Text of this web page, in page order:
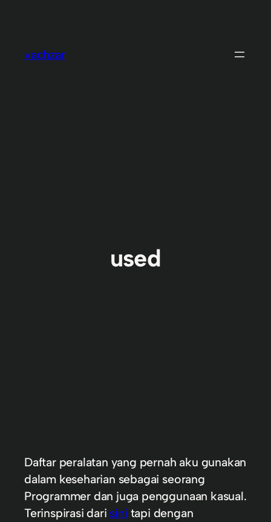
content
vachzar
used
Daftar peralatan yang pernah aku gunakan
dalam keseharian sebagai seorang
Programmer dan juga penggunaan kasual.
Terinspirasi dari sini tapi dengan